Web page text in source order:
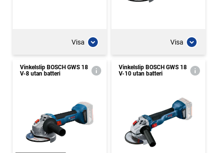
Visa Visa
Vinkelslip BOSCH GWS 18
V-8 utan batteri
Vinkelslip BOSCH GWS 18
V-10 utan batteri